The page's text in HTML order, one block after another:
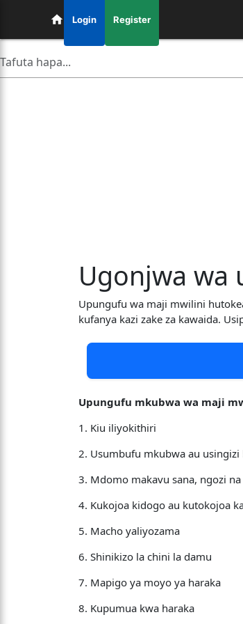
Login Register
Ugonjwa wa
Upungufu wa maji mwilini
kufanya kazi zake za kawaida.
Upungufu mkubwa wa maji
1. Kiu iliyokithiri
2. Usumbufu mkubwa au
3. Mdomo makavu sana, ngozi
4. Kukojoa kidogo au kutokojoa
5. Macho yaliyozama
6. Shinikizo la chini la damu
7. Mapigo ya moyo ya haraka
8. Kupumua kwa haraka